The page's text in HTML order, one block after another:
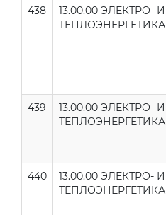
438
13.00.00 ЭЛЕКТРО- И
ТЕПЛОЭНЕРГЕТИКА
439
13.00.00 ЭЛЕКТРО- И
ТЕПЛОЭНЕРГЕТИКА
440
13.00.00 ЭЛЕКТРО- И
ТЕПЛОЭНЕРГЕТИКА